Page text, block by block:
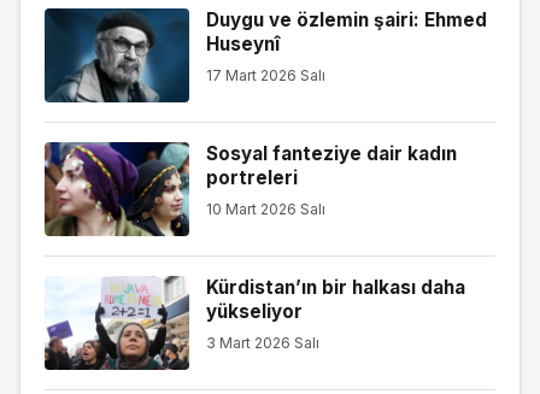
Duygu ve özlemin şairi: Ehmed
Huseynî
17 Mart 2026 Salı
Sosyal fanteziye dair kadın
portreleri
10 Mart 2026 Salı
Kürdistan’ın bir halkası daha
yükseliyor
3 Mart 2026 Salı